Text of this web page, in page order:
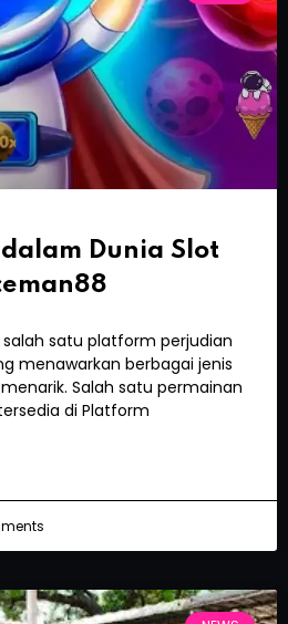
dalam Dunia Slot
satu platform perjudian
menawarkan berbagai jenis
Salah satu permainan
di Platform